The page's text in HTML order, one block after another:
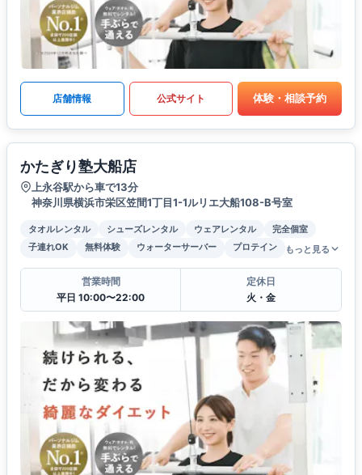
店舗情報 公式サイト 体験・相談予約
かたぎり塾大船店
上永谷駅から車で13分
神奈川県横浜市栄区笠間1丁目1-1ルリエ大船108-B号室
タオルレンタル シューズレンタル ウェアレンタル
完全個室
子連れOK
無料体験 ウォーターサーバー プロテイン もっと見る
営業時間
平日 10:00〜22:00
定休日
火・金